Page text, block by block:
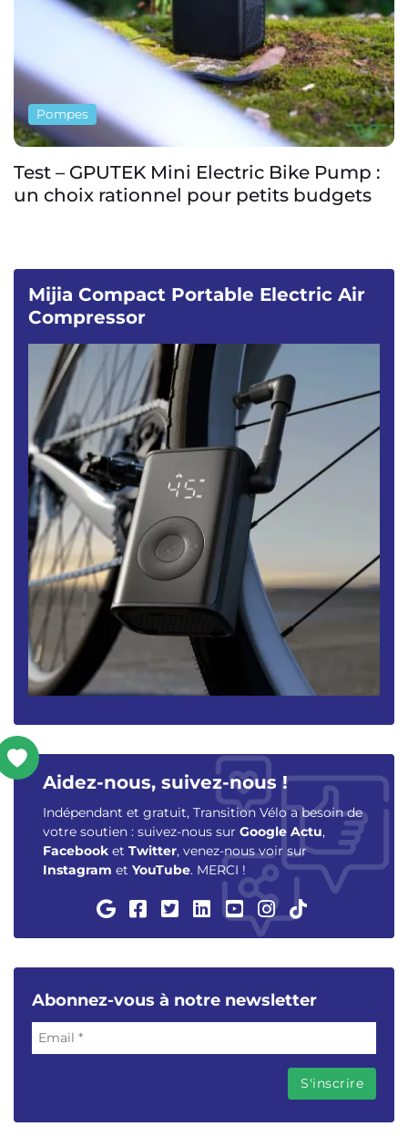
Pompes
Test – GPUTEK Mini Electric Bike Pump :
un choix rationnel pour petits budgets
Mijia Compact Portable Electric Air
Compressor
Aidez-nous, suivez-nous !
Indépendant et gratuit, Transition Vélo a besoin de
votre soutien : suivez-nous sur Google Actu,
Facebook et Twitter, venez-nous voir sur
Instagram et YouTube. MERCI !
Abonnez-vous à notre newsletter